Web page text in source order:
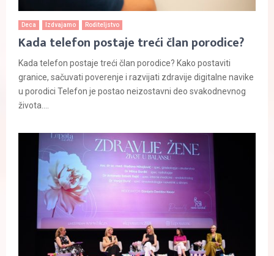
Deca Izdvajamo Roditeljstvo
Kada telefon postaje treći član porodice?
Kada telefon postaje treći član porodice? Kako postaviti
granice, sačuvati poverenje i razvijati zdravije digitalne navike
u porodici Telefon je postao neizostavni deo svakodnevnog
života....